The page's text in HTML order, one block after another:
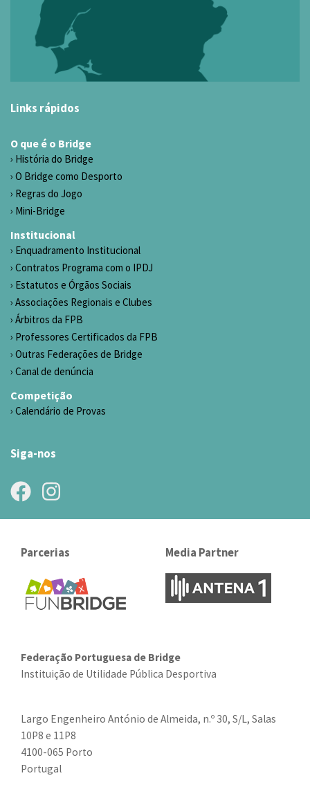
Links rápidos
O que é o Bridge
História do Bridge
O Bridge como Desporto
Regras do Jogo
Mini-Bridge
Institucional
Enquadramento Institucional
Contratos Programa com o IPDJ
Estatutos e Órgãos Sociais
Associações Regionais e Clubes
Árbitros da FPB
Professores Certificados da FPB
Outras Federações de Bridge
Canal de denúncia
Competição
Calendário de Provas
Siga-nos
Parcerias Media Partner
Federação Portuguesa de Bridge
Instituição de Utilidade Pública Desportiva
Largo Engenheiro António de Almeida, n.º 30, S/L, Salas
10P8 e 11P8
4100-065 Porto
Portugal